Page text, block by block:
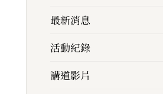
最新消息
活動紀錄
講道影片